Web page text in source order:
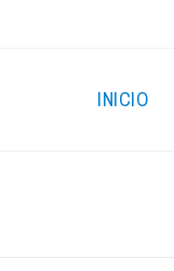
INICIO